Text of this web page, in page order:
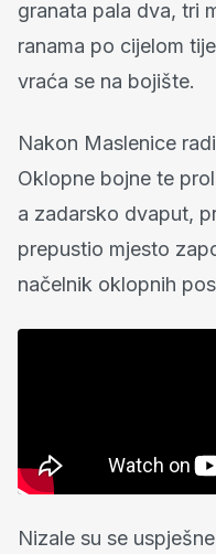
granata pala dva, tri
ranama po cijelom
vraća se na bojište.
Nakon Maslenice
Oklopne bojne te
a zadarsko dvaput,
prepustio mjesto
načelnik oklopnih
Nizale su se